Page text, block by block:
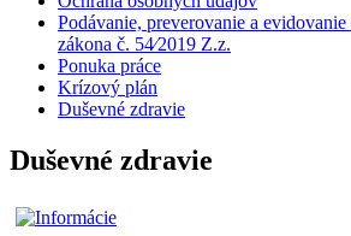
Podávanie, preverovanie a
zákona č. 54⁄2019 Z.z.
Ponuka práce
Krízový plán
Duševné zdravie
Duševné zdravie